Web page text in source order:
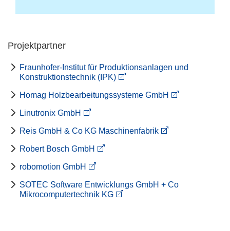
Projektpartner
Fraunhofer-Institut für Produktionsanlagen und
Konstruktionstechnik (IPK)
Homag Holzbearbeitungssysteme GmbH
Linutronix GmbH
Reis GmbH & Co KG Maschinenfabrik
Robert Bosch GmbH
robomotion GmbH
SOTEC Software Entwicklungs GmbH + Co
Mikrocomputertechnik KG